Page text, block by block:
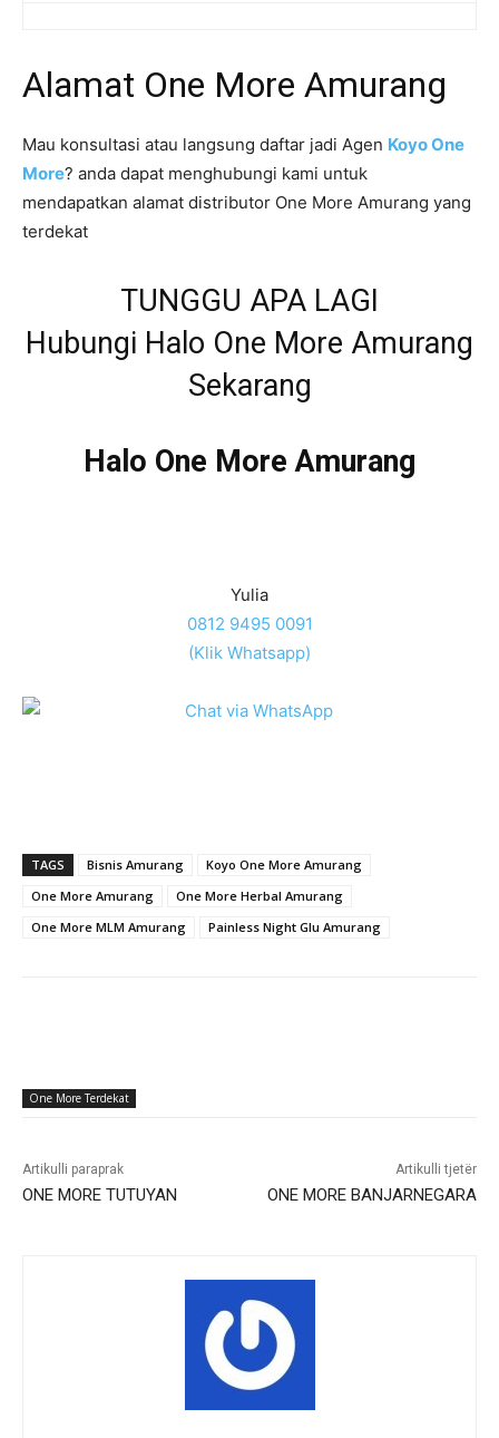
Alamat One More Amurang
Mau konsultasi atau langsung daftar jadi Agen Koyo One
More? anda dapat menghubungi kami untuk
mendapatkan alamat distributor One More Amurang yang
terdekat
TUNGGU APA LAGI
Hubungi Halo One More Amurang
Sekarang
Halo One More Amurang
Yulia
0812 9495 0091
(Klik Whatsapp)
TAGS Bisnis Amurang
Koyo One More Amurang
One More Amurang
One More Herbal Amurang
One More MLM Amurang
Painless Night Glu Amurang
One More Terdekat
Artikulli paraprak
ONE MORE TUTUYAN
Artikulli tjetër
ONE MORE BANJARNEGARA